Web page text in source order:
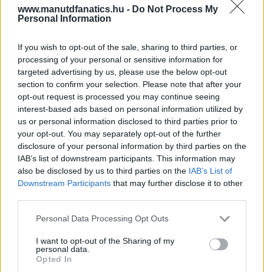
www.manutdfanatics.hu - Do Not Process My
Personal Information
If you wish to opt-out of the sale, sharing to third parties, or
processing of your personal or sensitive information for
targeted advertising by us, please use the below opt-out
section to confirm your selection. Please note that after your
opt-out request is processed you may continue seeing
interest-based ads based on personal information utilized by
us or personal information disclosed to third parties prior to
your opt-out. You may separately opt-out of the further
disclosure of your personal information by third parties on the
IAB’s list of downstream participants. This information may
also be disclosed by us to third parties on the IAB’s List of
Downstream Participants that may further disclose it to other
Please note that this website/app uses one or more Google
not limited to your visit or usage behaviour. You may click to
grant or deny consent to Google and its third-party tags to
use your data for below specified purposes in below Google
Personal Data Processing Opt Outs
I want to opt-out of the Sharing of my
personal data.
Opted In